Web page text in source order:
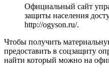
Официальный сайт
защиты населения
http://ogyson.ru/.
Чтобы получить
предоставить в соцзащиту
найти который можно на